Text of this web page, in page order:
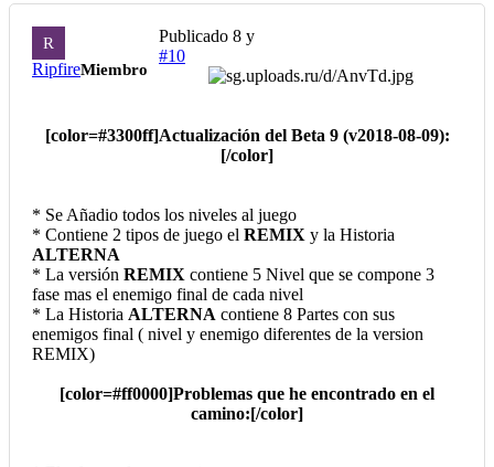
R
RipfireMiembro
Publicado 8 y
#10
[color=#3300ff]Actualización del Beta 9 (v2018-08-09):
[/color]
* Se Añadio todos los niveles al juego
* Contiene 2 tipos de juego el REMIX y la Historia
ALTERNA
* La versión REMIX contiene 5 Nivel que se compone 3
fase mas el enemigo final de cada nivel
* La Historia ALTERNA contiene 8 Partes con sus
enemigos final ( nivel y enemigo diferentes de la version
REMIX)
[color=#ff0000]Problemas que he encontrado en el
camino:[/color]